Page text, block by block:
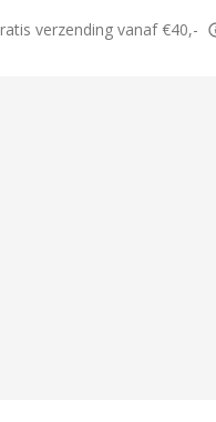
verzending vanaf €40,-